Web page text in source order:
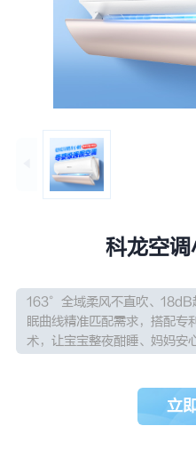
科龙空
163°全域柔风不直吹、18dB
眠曲线精准匹配需求，搭配专
术，让宝宝整夜酣睡、妈妈安
立